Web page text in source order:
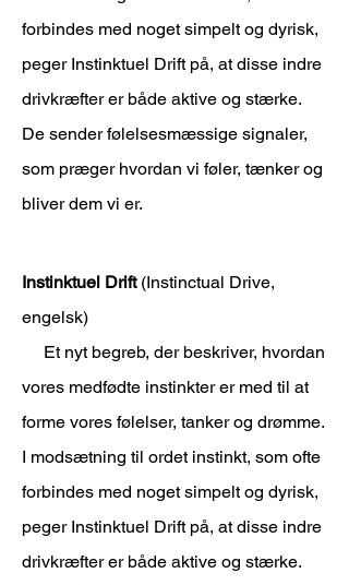
forbindes med noget simpelt og dyrisk,
peger Instinktuel Drift på, at disse indre
drivkræfter er både aktive og stærke.
De sender følelsesmæssige signaler,
som præger hvordan vi føler, tænker og
bliver dem vi er.
Instinktuel Drift (Instinctual Drive,
engelsk)
Et nyt begreb, der beskriver, hvordan
vores medfødte instinkter er med til at
forme vores følelser, tanker og drømme.
I modsætning til ordet instinkt, som ofte
forbindes med noget simpelt og dyrisk,
peger Instinktuel Drift på, at disse indre
drivkræfter er både aktive og stærke.